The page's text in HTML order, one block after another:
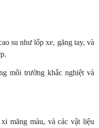
su như lốp xe, găng tay, và
môi trường khắc nghiệt và
măng màu, và các vật liệu